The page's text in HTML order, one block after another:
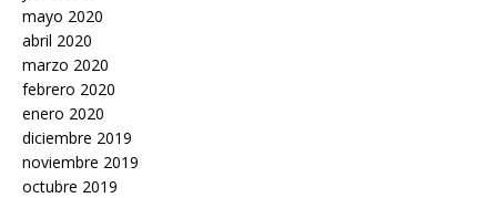
mayo 2020
abril 2020
marzo 2020
febrero 2020
enero 2020
diciembre 2019
noviembre 2019
octubre 2019